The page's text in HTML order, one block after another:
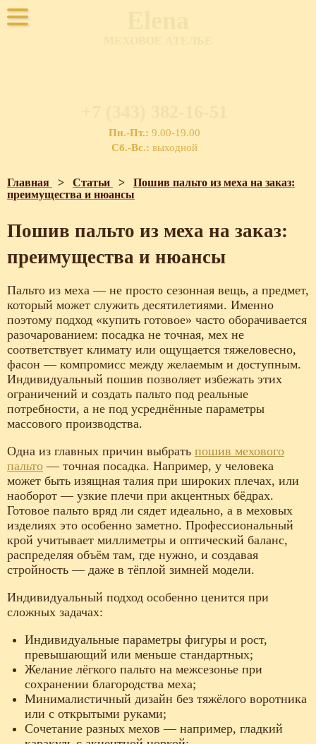
Пн.-Пт.: 9.00-19.00
Сб.-Вс.: выходной
Главная > Статьи > Пошив пальто из меха на заказ:
преимущества и нюансы
Пошив пальто из меха на заказ:
преимущества и нюансы
Пальто из меха — не просто сезонная вещь, а предмет,
который может служить десятилетиями. Именно
поэтому подход «купить готовое» часто оборачивается
разочарованием: посадка не точная, мех не
соответствует климату или ощущается тяжеловесно,
фасон — компромисс между желаемым и доступным.
Индивидуальный пошив позволяет избежать этих
ограничений и создать пальто под реальные
потребности, а не под усреднённые параметры
массового производства.
Одна из главных причин выбрать пошив мехового
пальто — точная посадка. Например, у человека
может быть изящная талия при широких плечах, или
наоборот — узкие плечи при акцентных бёдрах.
Готовое пальто вряд ли сядет идеально, а в меховых
изделиях это особенно заметно. Профессиональный
крой учитывает миллиметры и оптический баланс,
распределяя объём там, где нужно, и создавая
стройность — даже в тёплой зимней модели.
Индивидуальный подход особенно ценится при
сложных задачах:
Индивидуальные параметры фигуры и рост,
превышающий или меньше стандартных;
Желание лёгкого пальто на межсезонье при
сохранении благородства меха;
Минималистичный дизайн без тяжёлого воротника
или с открытыми руками;
Сочетание разных мехов — например, гладкий